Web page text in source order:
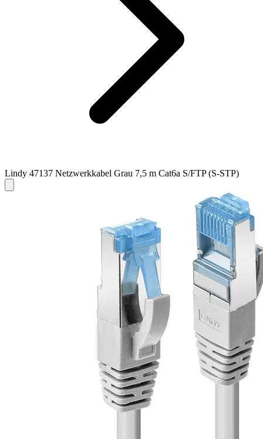
Lindy 47137 Netzwerkkabel Grau 7,5 m Cat6a S/FTP (S-STP)